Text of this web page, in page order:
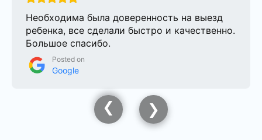
Необходима была доверенность на выезд
ребенка, все сделали быстро и качественно.
Большое спасибо.
Posted on
Google